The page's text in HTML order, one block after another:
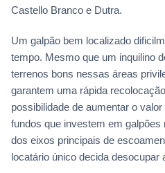
Castello Branco e Dutra.
Um galpão bem localizado
tempo. Mesmo que um inquilino
terrenos bons nessas áreas
garantem uma rápida
possibilidade de aumentar o
fundos que investem em galpões
dos eixos principais de
locatário único decida desocupar